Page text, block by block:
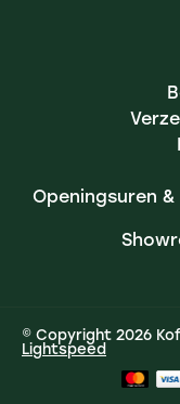
Openingsuren &
© Copyright 2026
Lightspeed